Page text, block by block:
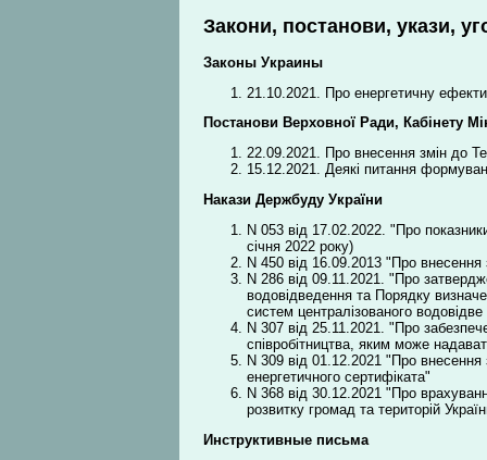
Закони, постанови, укази,
Законы Украины
21.10.2021. Про енергетичну
Постанови Верховної Ради, Кабінету
22.09.2021. Про внесення змін до
15.12.2021. Деякі питання
Накази Держбуду України
N 053 від 17.02.2022. "Про
січня 2022 року)
N 450 від 16.09.2013 "Про внесення
N 286 від 09.11.2021. "Про
водовідведення та Порядку
систем централізованого водовідве
N 307 від 25.11.2021. "Про
співробітництва, яким може
N 309 від 01.12.2021 "Про внесення
енергетичного сертифіката"
N 368 від 30.12.2021 "Про
розвитку громад та територій
Инструктивные письма